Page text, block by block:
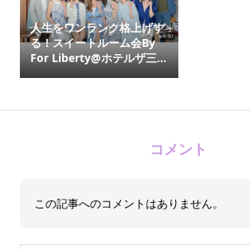
人生をワンランク格上げす
る！スイートルーム会By
For Liberty@ホテルザ三...
コメント
この記事へのコメントはありません。